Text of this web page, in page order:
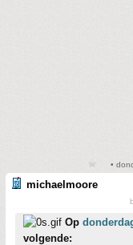
•
michaelmoore
Op
volgende: